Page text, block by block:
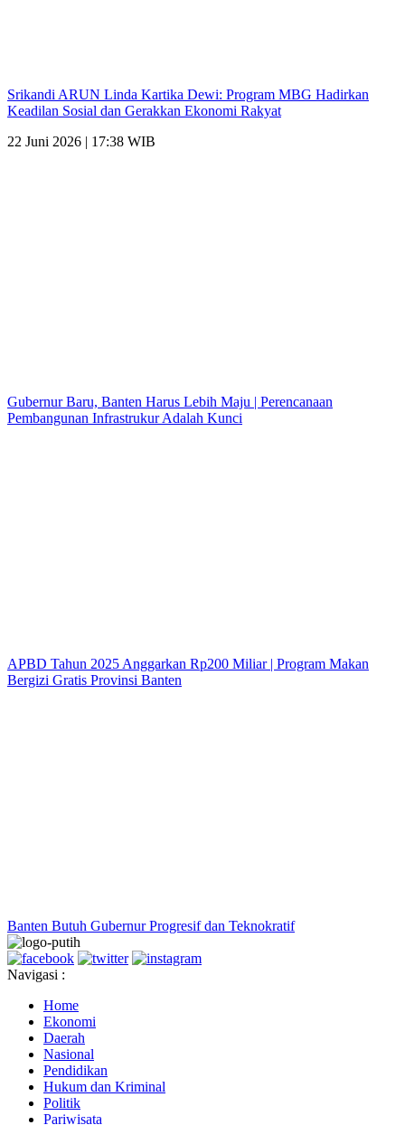
Srikandi ARUN Linda Kartika Dewi: Program MBG Hadirkan
Keadilan Sosial dan Gerakkan Ekonomi Rakyat
22 Juni 2026 | 17:38 WIB
Gubernur Baru, Banten Harus Lebih Maju | Perencanaan
Pembangunan Infrastrukur Adalah Kunci
APBD Tahun 2025 Anggarkan Rp200 Miliar | Program Makan
Bergizi Gratis Provinsi Banten
Banten Butuh Gubernur Progresif dan Teknokratif
Navigasi :
Home
Ekonomi
Daerah
Nasional
Pendidikan
Hukum dan Kriminal
Politik
Pariwisata